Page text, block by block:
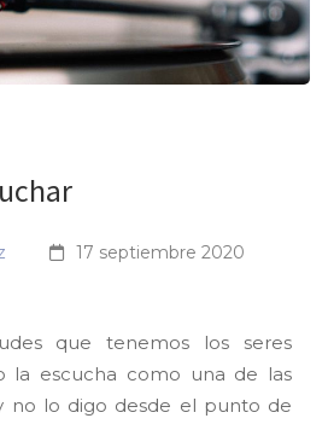
17 septiembre 2020
que tenemos los seres
la escucha como una de las
no lo digo desde el punto de